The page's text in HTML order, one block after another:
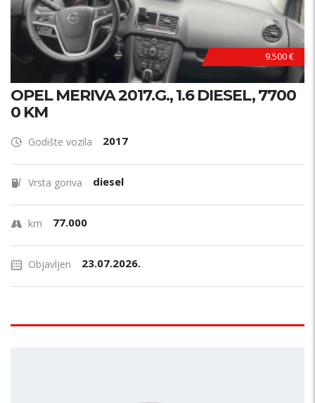
9.500 €
OPEL MERIVA 2017.G., 1.6 DIESEL, 7700
0 KM
Godište vozila 2017
Vrsta goriva diesel
km 77.000
Objavljen 23.07.2026.